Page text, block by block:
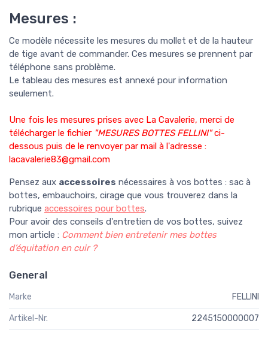
Mesures :
Ce modèle nécessite les mesures du mollet et de la hauteur
de tige avant de commander. Ces mesures se prennent par
téléphone sans problème.
Le tableau des mesures est annexé pour information
seulement.
Une fois les mesures prises avec La Cavalerie, merci de
télécharger le fichier "MESURES BOTTES FELLINI"ci-
dessous puis de le renvoyer par mail à l'adresse :
lacavalerie83@gmail.com
Pensez aux accessoires nécessaires à vos bottes : sac à
bottes, embauchoirs, cirage que vous trouverez dans la
rubrique accessoires pour bottes.
Pour avoir des conseils d'entretien de vos bottes, suivez
mon article : Comment bien entretenir mes bottes
d’équitation en cuir ?
General
Marke FELLINI
Artikel-Nr. 2245150000007